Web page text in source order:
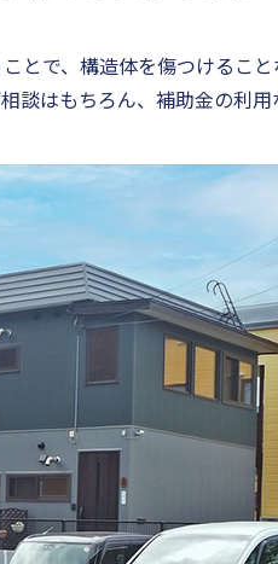
とで、構造体を傷つけるこ
談はもちろん、補助金の利用